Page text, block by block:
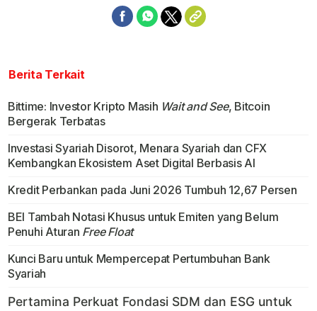
Berita Terkait
Bittime: Investor Kripto Masih Wait and See, Bitcoin
Bergerak Terbatas
Investasi Syariah Disorot, Menara Syariah dan CFX
Kembangkan Ekosistem Aset Digital Berbasis AI
Kredit Perbankan pada Juni 2026 Tumbuh 12,67 Persen
BEI Tambah Notasi Khusus untuk Emiten yang Belum
Penuhi Aturan Free Float
Kunci Baru untuk Mempercepat Pertumbuhan Bank
Syariah